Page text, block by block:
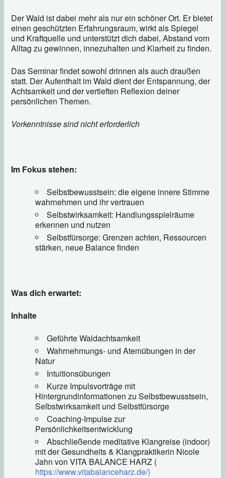
Der Wald ist dabei mehr als nur ein schöner Ort. Er bietet
einen geschützten Erfahrungsraum, wirkt als Spiegel
und Kraftquelle und unterstützt dich dabei, Abstand vom
Alltag zu gewinnen, innezuhalten und Klarheit zu finden.
Das Seminar findet sowohl drinnen als auch draußen
statt. Der Aufenthalt im Wald dient der Entspannung, der
Achtsamkeit und der vertieften Reflexion deiner
persönlichen Themen.
Vorkenntnisse sind nicht erforderlich
Im Fokus stehen:
Selbstbewusstsein: die eigene innere Stimme
wahrnehmen und ihr vertrauen
Selbstwirksamkeit: Handlungsspielräume
erkennen und nutzen
Selbstfürsorge: Grenzen achten, Ressourcen
stärken, neue Balance finden
Was dich erwartet:
Inhalte
Geführte Waldachtsamkeit
Wahrnehmungs- und Atemübungen in der
Natur
Intuitionsübungen
Kurze Impulsvorträge mit
Hintergrundinformationen zu Selbstbewusstsein,
Selbstwirksamkeit und Selbstfürsorge
Coaching-Impulse zur
Persönlichkeitsentwicklung
Abschließende meditative Klangreise (indoor)
mit der Gesundheits & Klangpraktikerin Nicole
Jahn von VITA BALANCE HARZ (
https://www.vitabalanceharz.de/)